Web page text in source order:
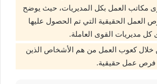
مكاتب العمل بكل المديريات، حيث يوضح
العمل الحقيقية التي تم الحصول عليها
مديريات القوى العاملة.
خلال كعوب العمل من هم الأشخاص الذين
فرص عمل حقيقية.